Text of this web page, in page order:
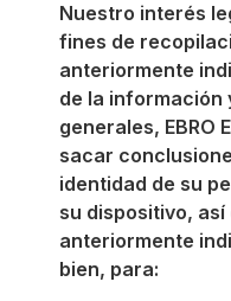
Nuestro interés
fines de
anteriormente
de la información
generales, EBRO
sacar
identidad de su
su dispositivo,
anteriormente
bien, para: